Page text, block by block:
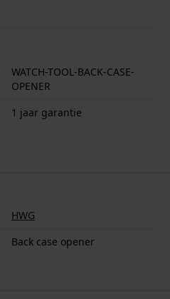
WATCH-TOOL-BACK-CASE-
OPENER
1 jaar garantie
HWG
Back case opener